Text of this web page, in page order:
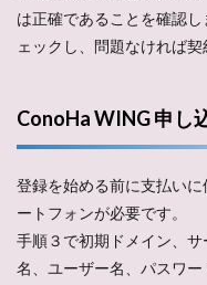
は正確であることを確認
ェックし、問題なければ契
ConoHa WING 申し
登録を始める前に支払い
ートフォンが必要です。
手順３で初期ドメイン、
名、ユーザー名、パスワ